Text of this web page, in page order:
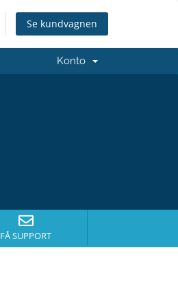
Se kundvagnen
Konto
FÅ SUPPORT